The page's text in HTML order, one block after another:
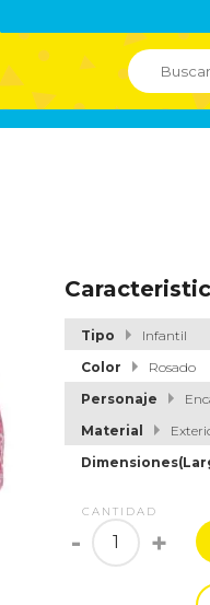
Tipo
Infantil
Color
Rosado
Personaje
Material
CANTIDAD
- +